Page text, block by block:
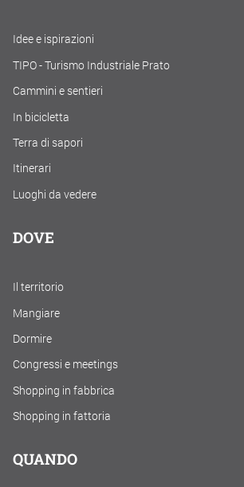
Idee e ispirazioni
TIPO - Turismo Industriale Prato
Cammini e sentieri
In bicicletta
Terra di sapori
Itinerari
Luoghi da vedere
DOVE
Il territorio
Mangiare
Dormire
Congressi e meetings
Shopping in fabbrica
Shopping in fattoria
QUANDO